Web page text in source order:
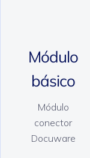
Módulo
básico
Módulo
conector
Docuware